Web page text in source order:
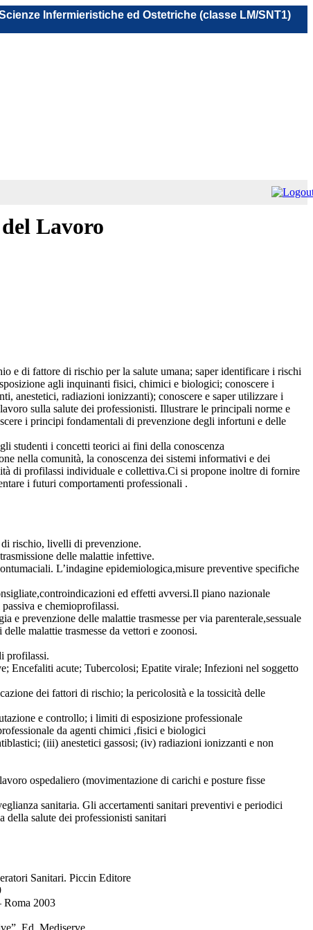
Infermieristiche ed Ostetriche (classe LM/SNT1)
Lavoro
e di fattore di rischio per la salute umana; saper identificare i rischi
agli inquinanti fisici, chimici e biologici; conoscere i
anestetici, radiazioni ionizzanti); conoscere e saper utilizzare i
sulla salute dei professionisti. Illustrare le principali norme e
i principi fondamentali di prevenzione degli infortuni e delle
studenti i concetti teorici ai fini della conoscenza
nella comunità, la conoscenza dei sistemi informativi e dei
di profilassi individuale e collettiva.Ci si propone inoltre di fornire
i futuri comportamenti professionali .
rischio, livelli di prevenzione.
delle malattie infettive.
L’indagine epidemiologica,misure preventive specifiche
ed effetti avversi.Il piano nazionale
e chemioprofilassi.
e prevenzione delle malattie trasmesse per via parenterale,sessuale
malattie trasmesse da vettori e zoonosi.
profilassi.
Encefaliti acute; Tubercolosi; Epatite virale; Infezioni nel soggetto
dei fattori di rischio; la pericolosità e la tossicità delle
e controllo; i limiti di esposizione professionale
da agenti chimici ,fisici e biologici
(iii) anestetici gassosi; (iv) radiazioni ionizzanti e non
ospedaliero (movimentazione di carichi e posture fisse
sanitaria. Gli accertamenti sanitari preventivi e periodici
della salute dei professionisti sanitari
Sanitari. Piccin Editore
Roma 2003
Ed. Mediserve